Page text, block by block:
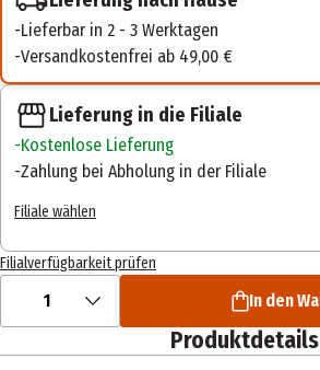
Lieferbar in 2 - 3 Werktagen
Versandkostenfrei ab 49,00 €
Lieferung in die Filiale
Kostenlose Lieferung
Zahlung bei Abholung in der Filiale
Filiale wählen
Filialverfügbarkeit prüfen
1 In den
Produktdetails